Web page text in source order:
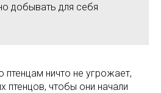
добывать для себя
ничто не угрожает,
птенцов, чтобы они начали